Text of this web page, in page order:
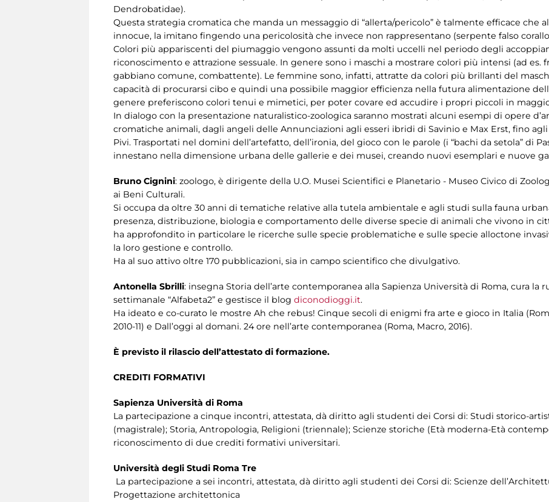
Dendrobatidae).
Questa strategia cromatica che manda un messaggio di “allerta/pericolo” è talmente efficace che
innocue, la imitano fingendo una pericolosità che invece non rappresentano (serpente falso
Colori più appariscenti del piumaggio vengono assunti da molti uccelli nel periodo degli
riconoscimento e attrazione sessuale. In genere sono i maschi a mostrare colori più intensi (ad es.
gabbiano comune, combattente). Le femmine sono, infatti, attratte da colori più brillanti del
capacità di procurarsi cibo e quindi una possibile maggior efficienza nella futura alimentazione
genere preferiscono colori tenui e mimetici, per poter covare ed accudire i propri piccoli in
In dialogo con la presentazione naturalistico-zoologica saranno mostrati alcuni esempi di opere
cromatiche animali, dagli angeli delle Annunciazioni agli esseri ibridi di Savinio e Max Erst, fino
Pivi. Trasportati nel domini dell’artefatto, dell’ironia, del gioco con le parole (i “bachi da setola” di
innestano nella dimensione urbana delle gallerie e dei musei, creando nuovi esemplari e nuove
Bruno Cignini: zoologo, è dirigente della U.O. Musei Scientifici e Planetario - Museo Civico di
ai Beni Culturali.
Si occupa da oltre 30 anni di tematiche relative alla tutela ambientale e agli studi sulla fauna
presenza, distribuzione, biologia e comportamento delle diverse specie di animali che vivono in
ha approfondito in particolare le ricerche sulle specie problematiche e sulle specie alloctone
la loro gestione e controllo.
Ha al suo attivo oltre 170 pubblicazioni, sia in campo scientifico che divulgativo.
Antonella Sbrilli: insegna Storia dell’arte contemporanea alla Sapienza Università di Roma, cura
settimanale “Alfabeta2” e gestisce il blog diconodioggi.it.
Ha ideato e co-curato le mostre Ah che rebus! Cinque secoli di enigmi fra arte e gioco in Italia
2010-11) e Dall’oggi al domani. 24 ore nell’arte contemporanea (Roma, Macro, 2016).
È previsto il rilascio dell’attestato di formazione.
CREDITI FORMATIVI
Sapienza Università di Roma
La partecipazione a cinque incontri, attestata, dà diritto agli studenti dei Corsi di: Studi storico-
(magistrale); Storia, Antropologia, Religioni (triennale); Scienze storiche (Età moderna-Età
riconoscimento di due crediti formativi universitari.
Università degli Studi Roma Tre
La partecipazione a sei incontri, attestata, dà diritto agli studenti dei Corsi di: Scienze
Progettazione architettonica